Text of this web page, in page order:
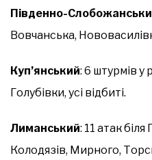
Південно-
Вовчанська,
Куп’янський: 6 штурмів у
Голубівки, усі відбиті.
Лиманський: 11 атак
Колодязів, Мирного,